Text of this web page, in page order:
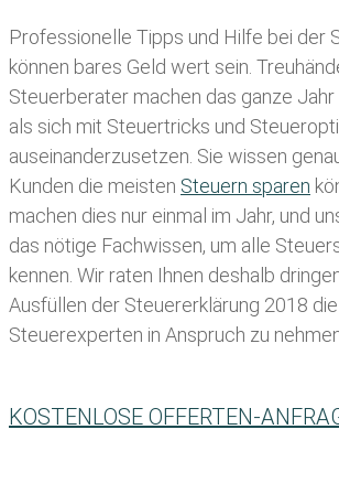
Professionelle Tipps und Hilfe bei der
können bares Geld wert sein.
Steuerberater machen das ganze
als sich mit Steuertricks und
auseinanderzusetzen. Sie wissen
Kunden die meisten Steuern sparen
machen dies nur einmal im Jahr, und
das nötige Fachwissen, um alle
kennen. Wir raten Ihnen deshalb
Ausfüllen der Steuererklärung 2018
Steuerexperten in Anspruch zu
KOSTENLOSE OFFERTEN-